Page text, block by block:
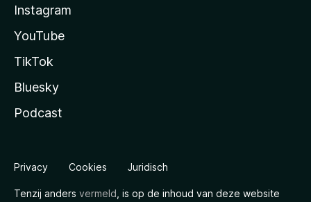
Instagram
YouTube
TikTok
Bluesky
Podcast
Privacy Cookies Juridisch
Tenzij anders vermeld , is op de inhoud van deze website